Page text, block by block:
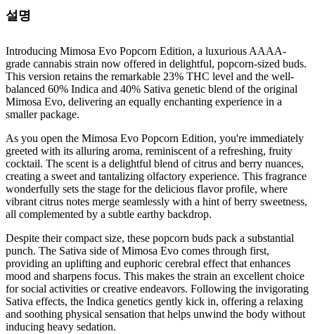
설명
Introducing Mimosa Evo Popcorn Edition, a luxurious AAAA-
grade cannabis strain now offered in delightful, popcorn-sized buds.
This version retains the remarkable 23% THC level and the well-
balanced 60% Indica and 40% Sativa genetic blend of the original
Mimosa Evo, delivering an equally enchanting experience in a
smaller package.
As you open the Mimosa Evo Popcorn Edition, you're immediately
greeted with its alluring aroma, reminiscent of a refreshing, fruity
cocktail. The scent is a delightful blend of citrus and berry nuances,
creating a sweet and tantalizing olfactory experience. This fragrance
wonderfully sets the stage for the delicious flavor profile, where
vibrant citrus notes merge seamlessly with a hint of berry sweetness,
all complemented by a subtle earthy backdrop.
Despite their compact size, these popcorn buds pack a substantial
punch. The Sativa side of Mimosa Evo comes through first,
providing an uplifting and euphoric cerebral effect that enhances
mood and sharpens focus. This makes the strain an excellent choice
for social activities or creative endeavors. Following the invigorating
Sativa effects, the Indica genetics gently kick in, offering a relaxing
and soothing physical sensation that helps unwind the body without
inducing heavy sedation.